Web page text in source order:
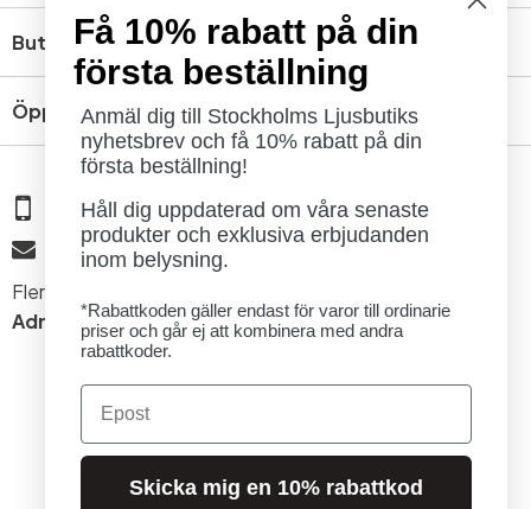
Butik
Öppettider
08 - 654 29 00
info@ljusbutik.se
Fler kontaktuppgifter »
Adress:
Kungsholmsgatan 6, 112 27 Stockholm
Få 10% rabatt på din
första beställning
Anmäl dig till Stockholms Ljusbutiks
nyhetsbrev och få 10% rabatt på din
första beställning!
Håll dig uppdaterad om våra senaste
produkter och exklusiva erbjudanden
inom belysning.
*Rabattkoden gäller endast för varor till ordinarie
priser och går ej att kombinera med andra
rabattkoder.
Email
Skicka mig en 10% rabattkod